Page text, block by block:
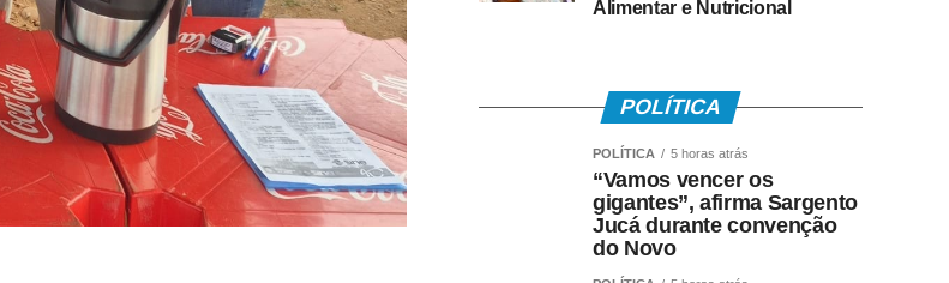
Alimentar e Nutricional
POLÍTICA
POLÍTICA 5 horas atrás
“Vamos vencer os
gigantes”, afirma Sargento
Jucá durante convenção
do Novo